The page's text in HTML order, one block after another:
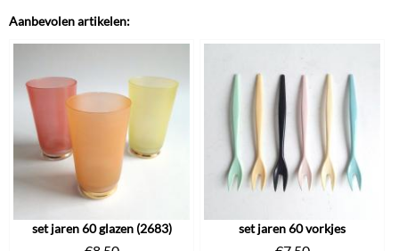
Aanbevolen artikelen:
set jaren 60 glazen (2683) set jaren 60 vorkjes